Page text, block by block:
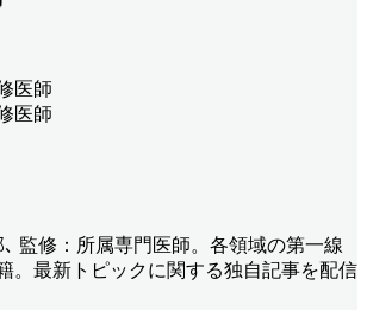
医師
医師
監修：所属専門医師。各領域の第一線
。最新トピックに関する独自記事を配信